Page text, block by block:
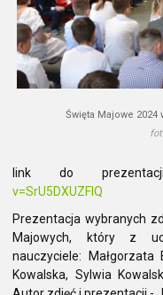
Święta Majowe 2024
link do
v=SrU5DXUZFIQ
Prezentacja wybranych
Majowych, który z
nauczyciele:
Kowalska, Sylwia